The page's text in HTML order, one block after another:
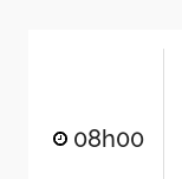
08h00